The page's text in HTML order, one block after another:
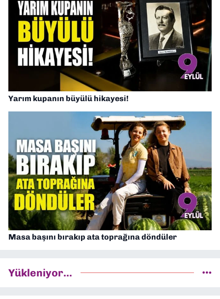
Yarım kupanın büyülü hikayesi!
Masa başını bırakıp ata toprağına döndüler
Yükleniyor...